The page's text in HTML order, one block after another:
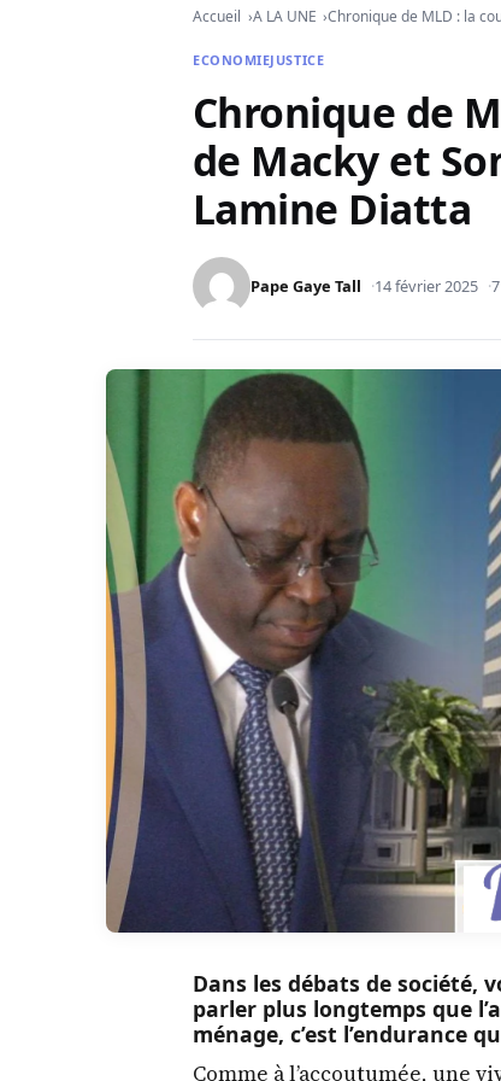
Dans les débats de société,
parler plus longtemps que
ménage, c’est l’endurance
Comme à l’accoutumée, une
publication du rapport de la
publiques de 2019 au 31 mars
du Président Macky Sall. A la
devons à la vérité de
hic et nunc des instructions
correctives.